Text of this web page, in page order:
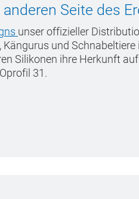
Seite des
unser offizieller
und
Silikonen ihre Herkunft
31.